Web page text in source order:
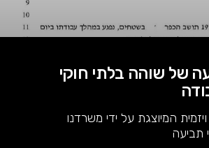
של שוהה בלתי חוקי
המיוצגת על ידי משרדנו
תביעה